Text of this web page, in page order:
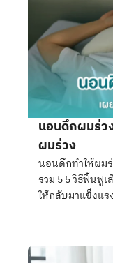
นอนดึกผมร่ว
ผมร่วง
นอนดึกทำให้ผมร่
รวม 5 5 วิธีฟื้นฟู
ให้กลับมาแข็งแร